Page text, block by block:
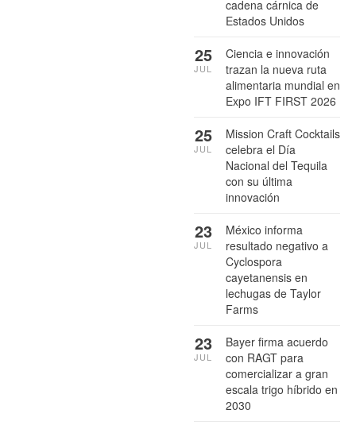
cadena cárnica de
Estados Unidos
Ciencia e innovación
trazan la nueva ruta
alimentaria mundial en
Expo IFT FIRST 2026
25
JUL
Mission Craft Cocktails
celebra el Día
Nacional del Tequila
con su última
innovación
25
JUL
México informa
resultado negativo a
Cyclospora
cayetanensis en
lechugas de Taylor
Farms
23
JUL
Bayer firma acuerdo
con RAGT para
comercializar a gran
escala trigo híbrido en
2030
23
JUL